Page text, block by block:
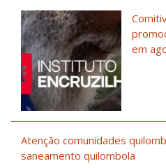
em
Atenção comunidades
saneamento quilombola